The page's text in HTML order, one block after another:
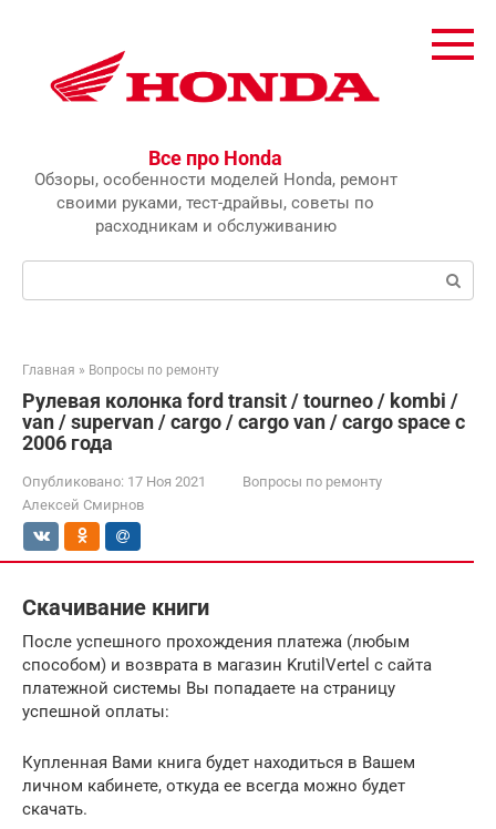
Все про Honda
Обзоры, особенности моделей Honda, ремонт
своими руками, тест-драйвы, советы по
расходникам и обслуживанию
Главная » Вопросы по ремонту
Рулевая колонка ford transit / tourneo / kombi /
van / supervan / cargo / cargo van / cargo space с
2006 года
Опубликовано: 17 Ноя 2021
Вопросы по ремонту
Алексей Смирнов
Скачивание книги
После успешного прохождения платежа (любым
способом) и возврата в магазин KrutilVertel с сайта
платежной системы Вы попадаете на страницу
успешной оплаты:
Купленная Вами книга будет находиться в Вашем
личном кабинете, откуда ее всегда можно будет
скачать.